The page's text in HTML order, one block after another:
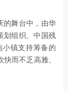
的舞台中，由华
划组织、中国残
镇支持筹备的
而不乏高雅、